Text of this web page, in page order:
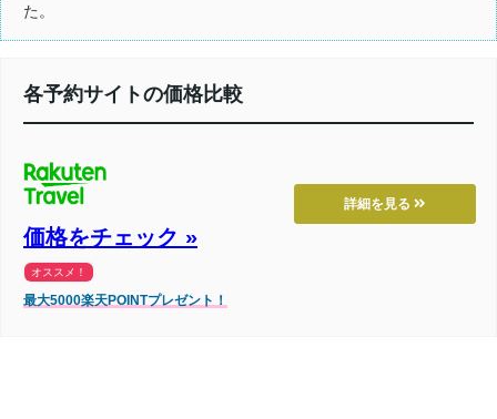
た。
各予約サイトの価格比較
詳細を見る
価格をチェック »
オススメ！
最大5000楽天POINTプレゼント！